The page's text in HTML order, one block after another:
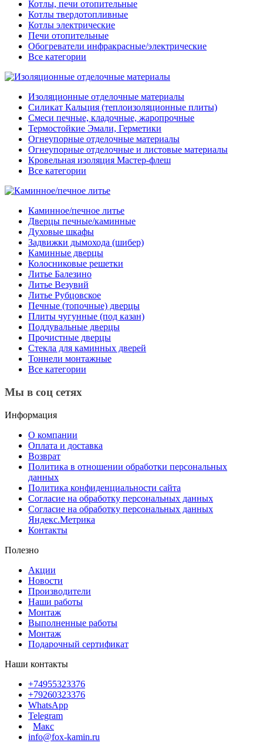
Котлы, печи отопительные
Котлы твердотопливные
Котлы электрические
Печи отопительные
Обогреватели инфракрасные/электрические
Все категории
Изоляционные отделочные материалы
Силикат Кальция (теплоизоляционные плиты)
Смеси печные, кладочные, жаропрочные
Термостойкие Эмали, Герметики
Огнеупорные отделочные материалы
Огнеупорные отделочные и листовые материалы
Кровельная изоляция Мастер-флеш
Все категории
Каминное/печное литье
Дверцы печные/каминные
Духовые шкафы
Задвижки дымохода (шибер)
Каминные дверцы
Колосниковые решетки
Литье Балезино
Литье Везувий
Литье Рубцовское
Печные (топочные) дверцы
Плиты чугунные (под казан)
Поддувальные дверцы
Прочистные дверцы
Стекла для каминных дверей
Тоннели монтажные
Все категории
Мы в соц сетях
Информация
О компании
Оплата и доставка
Возврат
Политика в отношении обработки персональных
данных
Политика конфиденциальности сайта
Согласие на обработку персональных данных
Согласие на обработку персональных данных
Яндекс.Метрика
Контакты
Полезно
Акции
Новости
Производители
Наши работы
Монтаж
Выполненные работы
Монтаж
Подарочный сертификат
Наши контакты
+74955323376
+79260323376
WhatsApp
Telegram
Макс
info@fox-kamin.ru